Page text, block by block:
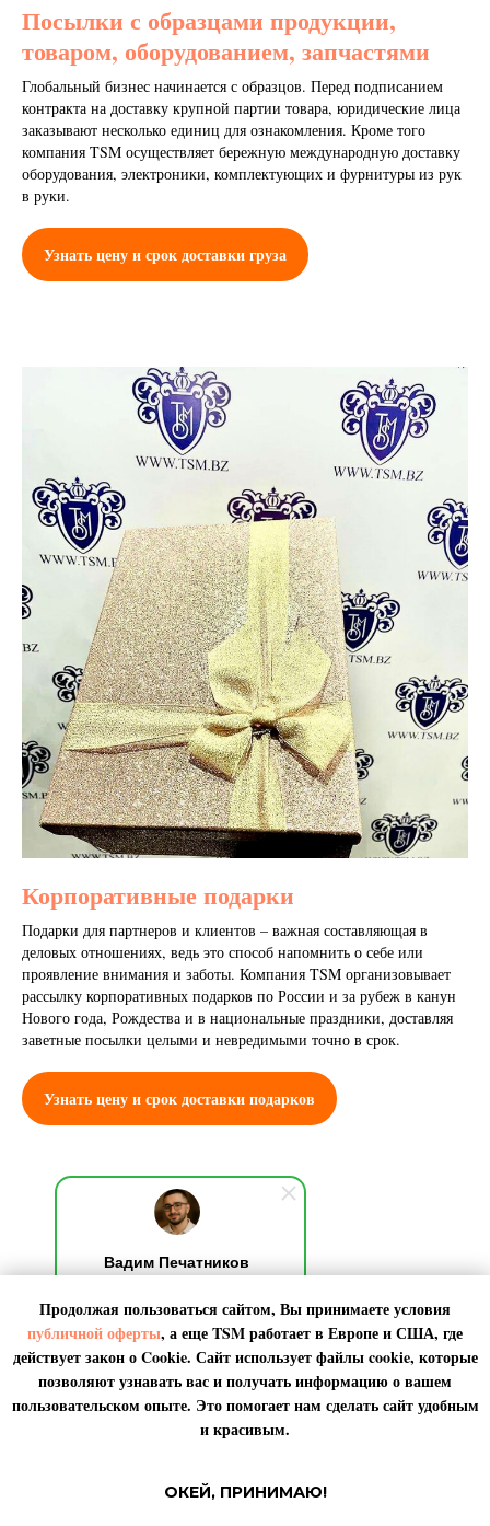
Вадим Печатников
обычно отвечаю за 10 секунд.
По любым вопросами пишите
мне. Я онлайн.
Продолжая пользоваться сайтом, Вы принимаете условия
публичной оферты, а еще TSM работает в ЕвропеиСША, где
действует закон о Cookie. Сайт использует файлы cookie, которые
позволяют узнавать вас и получать информацию о вашем
пользовательском опыте. Это помогает нам сделать сайт удобным
и красивым.
ОКЕЙ, ПРИНИМАЮ!
Посылки с образцами продукции,
товаром, оборудованием, запчастями
Глобальный бизнес начинается с образцов. Перед подписанием
контракта на доставку крупной партии товара, юридические лица
заказывают несколько единиц для ознакомления. Кроме того
компания TSM осуществляет бережную международную доставку
оборудования, электроники, комплектующих и фурнитуры из рук
в руки.
Узнать цену и срок доставки груза
Корпоративные подарки
Подарки для партнеров и клиентов – важная составляющая в
деловых отношениях, ведь это способ напомнить о себе или
проявление внимания и заботы. Компания TSM организовывает
рассылку корпоративных подарков по России и за рубеж в канун
Нового года, Рождества и в национальные праздники, доставляя
заветные посылки целыми и невредимыми точно в срок.
Узнать цену и срок доставки подарков
Что обычно отправляют
физическиелица?
– доставить вцелостности